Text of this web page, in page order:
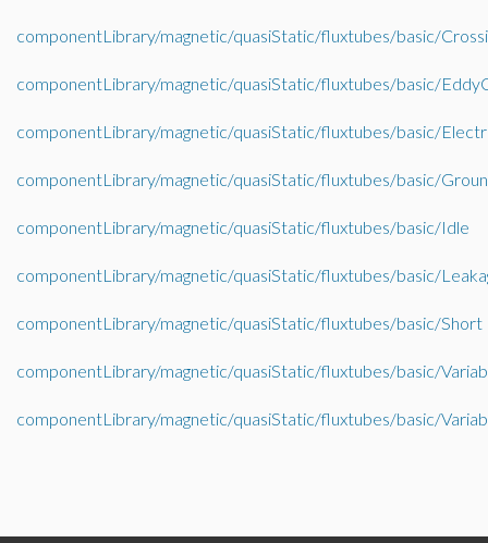
componentLibrary/magnetic/quasiStatic/fluxtubes/basic/
componentLibrary/magnetic/quasiStatic/fluxtubes/basic/
componentLibrary/magnetic/quasiStatic/fluxtubes/basic/
componentLibrary/magnetic/quasiStatic/fluxtubes/basic/
componentLibrary/magnetic/quasiStatic/fluxtubes/basic/Idle
componentLibrary/magnetic/quasiStatic/fluxtubes/basic/
componentLibrary/magnetic/quasiStatic/fluxtubes/basic/Short
componentLibrary/magnetic/quasiStatic/fluxtubes/basic/
componentLibrary/magnetic/quasiStatic/fluxtubes/basic/